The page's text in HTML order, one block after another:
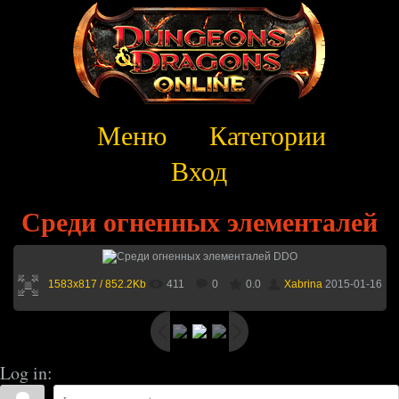
Меню
Категории
Вход
Среди огненных элементалей
1583x817 / 852.2Kb 411 0 0.0 Xabrina 2015-01-16
Log in: